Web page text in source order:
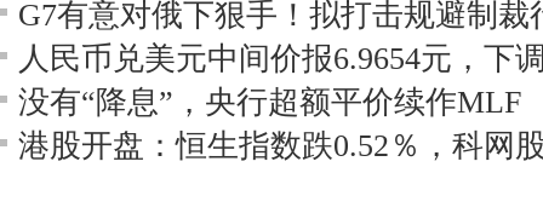
人民币兑美元中间价报6.9654元，下
没有“降息”，央行超额平价续作MLF